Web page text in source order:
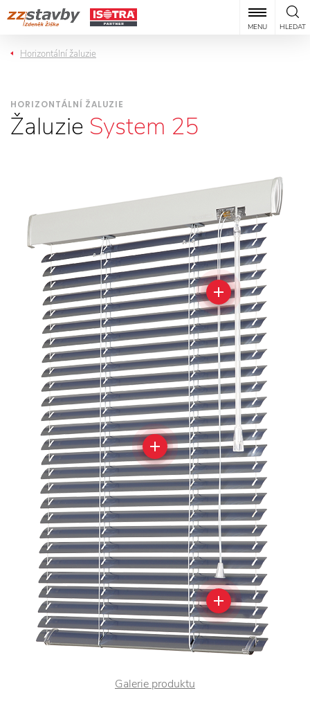
HLEDAT
MENU
Horizontální žaluzie
HORIZONTÁLNÍ ŽALUZIE
Žaluzie System 25
Galerie produktu